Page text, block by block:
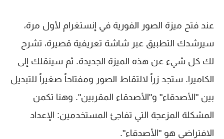
عند فتح ميزة الصور الفورية في إنستغرام لأول مرة،
سيرشدك التطبيق عبر شاشة تعريفية قصيرة، تشرح
لك كل شيء عن هذه الميزة الجديدة. ثم سينقلك إلى
الكاميرا. ستجد زراً لالتقاط الصور ومفتاحاً صغيراً للتبديل
بين "الأصدقاء" و"الأصدقاء المقربين". وهنا تكمن
المشكلة المزعجة التي تفاجئ المستخدمين: الإعداد
الافتراضي هو "الأصدقاء".